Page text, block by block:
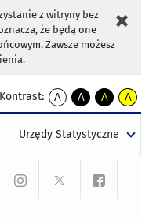
z witryny bez
że będą one
Zawsze możesz
Kontrast:
A
kontrast
A
kontrast
tekst
czarnym
A
kontrast
tekst
czarnym
A
tekst
żółtym
Urzędy Statystyczne